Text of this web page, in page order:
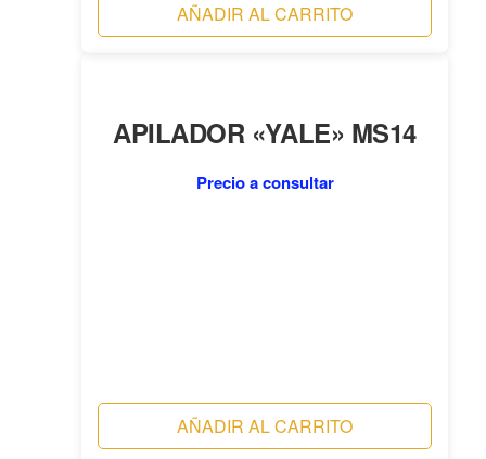
AÑADIR AL CARRITO
APILADOR «YALE» MS14
Precio a consultar
AÑADIR AL CARRITO